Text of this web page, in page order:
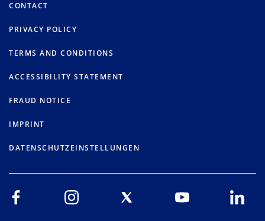
CONTACT
PRIVACY POLICY
TERMS AND CONDITIONS
ACCESSIBILITY STATEMENT
FRAUD NOTICE
IMPRINT
DATENSCHUTZEINSTELLUNGEN